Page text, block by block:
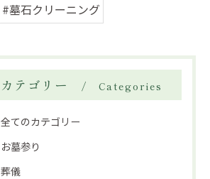
#墓石クリーニング
カテゴリー Categories
全てのカテゴリー
お墓参り
葬儀